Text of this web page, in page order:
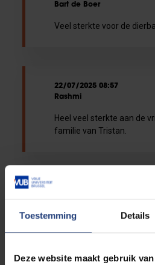
Toestemming Details
Deze website maakt gebruik
Bart de Boer
Veel sterkte voor de
22/07/2025 08:57
Rashmi
Heel veel sterkte aan de
familie van Tristan.
Paul Van Eecke
Veel sterkte aan de
deze moeilijke tijd.